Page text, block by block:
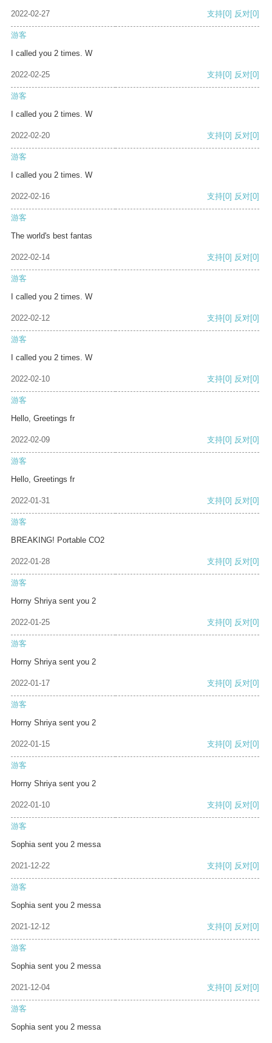
2022-02-27 支持[0] 反对[0]
游客
I called you 2 times. W
2022-02-25 支持[0] 反对[0]
游客
I called you 2 times. W
2022-02-20 支持[0] 反对[0]
游客
I called you 2 times. W
2022-02-16 支持[0] 反对[0]
游客
The world's best fantas
2022-02-14 支持[0] 反对[0]
游客
I called you 2 times. W
2022-02-12 支持[0] 反对[0]
游客
I called you 2 times. W
2022-02-10 支持[0] 反对[0]
游客
Hello, Greetings fr
2022-02-09 支持[0] 反对[0]
游客
Hello, Greetings fr
2022-01-31 支持[0] 反对[0]
游客
BREAKING! Portable CO2
2022-01-28 支持[0] 反对[0]
游客
Horny Shriya sent you 2
2022-01-25 支持[0] 反对[0]
游客
Horny Shriya sent you 2
2022-01-17 支持[0] 反对[0]
游客
Horny Shriya sent you 2
2022-01-15 支持[0] 反对[0]
游客
Horny Shriya sent you 2
2022-01-10 支持[0] 反对[0]
游客
Sophia sent you 2 messa
2021-12-22 支持[0] 反对[0]
游客
Sophia sent you 2 messa
2021-12-12 支持[0] 反对[0]
游客
Sophia sent you 2 messa
2021-12-04 支持[0] 反对[0]
游客
Sophia sent you 2 messa